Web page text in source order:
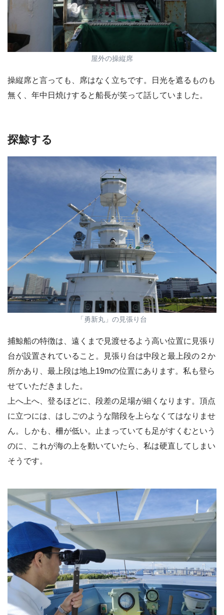
屋外の操縦席
操縦席と言っても、席はなく立ちです。日光を遮るものも
無く、年中日焼けすると船長が笑って話していました。
探鯨する
「勇新丸」の見張り台
捕鯨船の特徴は、遠くまで見渡せるよう高い位置に見張り
台が設置されていること。見張り台は中段と最上段の２か
所かあり、最上段は地上19mの位置にあります。私も登ら
せていただきました。
上へ上へ、登るほどに、段差の足場が細くなります。頂点
に立つには、はしごのような階段を上らなくてはなりませ
ん。しかも、柵が低い。止まっていても足がすくむという
のに、これが海の上を動いていたら、私は硬直してしまい
そうです。